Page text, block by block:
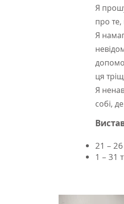
Я
про
Я
ця
Я
собі,
21 –
1 – 31